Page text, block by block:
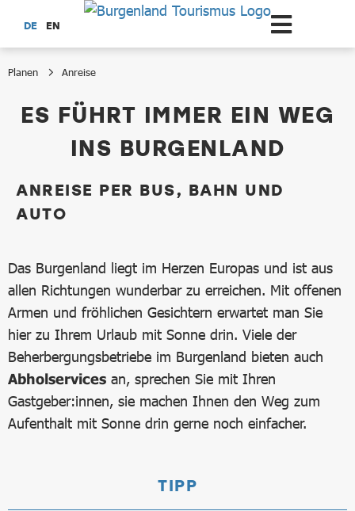
Zum Hauptinhalt springen
DE EN
Planen Anreise
AnreiseES FÜHRT IMMER EIN WEG
INS BURGENLAND
ANREISE PER BUS, BAHN UND
AUTO
Das Burgenland liegt im Herzen Europas und ist aus
allen Richtungen wunderbar zu erreichen. Mit offenen
Armen und fröhlichen Gesichtern erwartet man Sie
hier zu Ihrem Urlaub mit Sonne drin. Viele der
Beherbergungsbetriebe im Burgenland bieten auch
Abholservices an, sprechen Sie mit Ihren
Gastgeber:innen, sie machen Ihnen den Weg zum
Aufenthalt mit Sonne drin gerne noch einfacher.
TIPP